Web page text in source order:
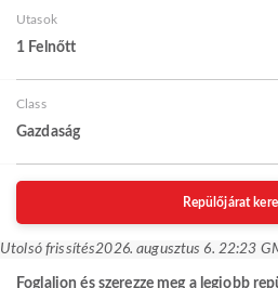
Utasok
1 Felnőtt
Class
Gazdaság
Repülőjárat
Utolsó frissítés2026. augusztus 6. 22:23
Foglaljon és szerezze meg a legjobb